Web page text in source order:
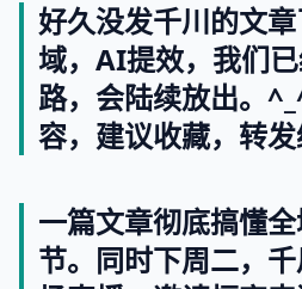
好久没发千川的文
域，AI提效，我们
路，会陆续放出。
容，建议收藏，转
一篇文章彻底搞懂
节。同时下周二，